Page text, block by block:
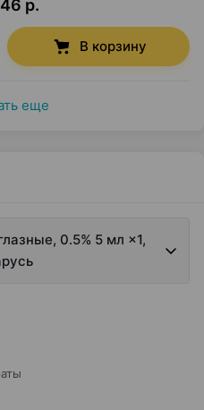
р.
В корзину
еще
0.5% 5 мл ×1,